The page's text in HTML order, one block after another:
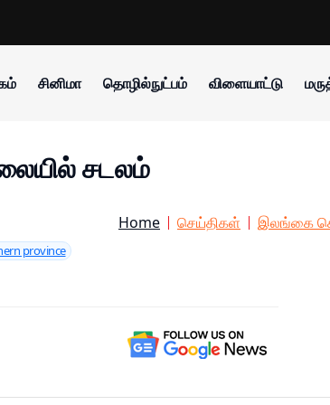
சினிமா தொழில்நுட்பம் விளையாட்டு
சடலம்
province
Home செய்திகள் இலங்கை